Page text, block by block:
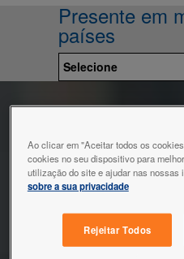
PERGUNTAS FREQUENTES
DICAS DE
VIAGEM
SAÚDE E
ATENDIMENTO
INSTITUCIONAL
Presente em
países
Selecione
Allianz Travel. Você
pronta para te ajudar a
do
Ao clicar em "Aceitar todos os
cookies no seu dispositivo para
utilização do site e ajudar nas nossas
sobre a sua privacidade
Rejeitar Todos